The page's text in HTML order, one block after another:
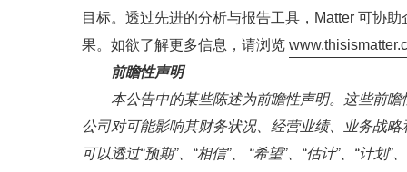
目标。透过先进的分析与报告工具，Matter 可协
果。如欲了解更多信息，请浏览
前瞻性声明
本公告中的某些陈述为前瞻性声明。这些前
公司对可能影响其财务状况、经营业绩、业务战
可以透过“预期”、“相信”、 “希望”、“估计”、“计划